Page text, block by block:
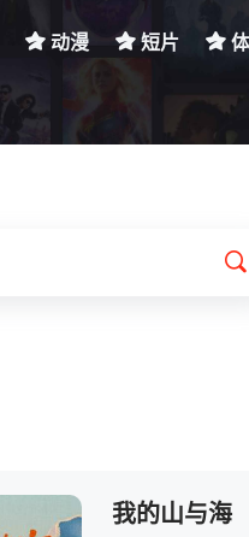
动漫 短片
我的山与海